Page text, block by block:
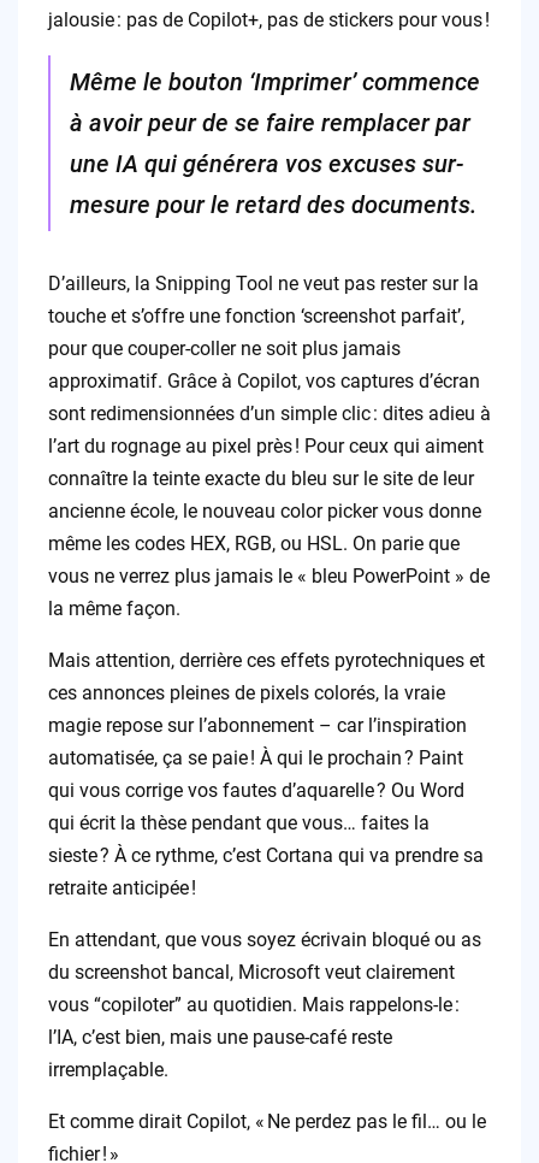
jalousie : pas de Copilot+, pas de stickers pour vous !
Même le bouton ‘Imprimer’ commence
à avoir peur de se faire remplacer par
une IA qui générera vos excuses sur-
mesure pour le retard des documents.
D’ailleurs, la Snipping Tool ne veut pas rester sur la
touche et s’offre une fonction ‘screenshot parfait’,
pour que couper-coller ne soit plus jamais
approximatif. Grâce à Copilot, vos captures d’écran
sont redimensionnées d’un simple clic : dites adieu à
l’art du rognage au pixel près ! Pour ceux qui aiment
connaître la teinte exacte du bleu sur le site de leur
ancienne école, le nouveau color picker vous donne
même les codes HEX, RGB, ou HSL. On parie que
vous ne verrez plus jamais le « bleu PowerPoint » de
la même façon.
Mais attention, derrière ces effets pyrotechniques et
ces annonces pleines de pixels colorés, la vraie
magie repose sur l’abonnement – car l’inspiration
automatisée, ça se paie ! À qui le prochain ? Paint
qui vous corrige vos fautes d’aquarelle ? Ou Word
qui écrit la thèse pendant que vous… faites la
sieste ? À ce rythme, c’est Cortana qui va prendre sa
retraite anticipée !
En attendant, que vous soyez écrivain bloqué ou as
du screenshot bancal, Microsoft veut clairement
vous “copiloter” au quotidien. Mais rappelons-le :
l’IA, c’est bien, mais une pause-café reste
irremplaçable.
Et comme dirait Copilot, « Ne perdez pas le fil… ou le
fichier ! »